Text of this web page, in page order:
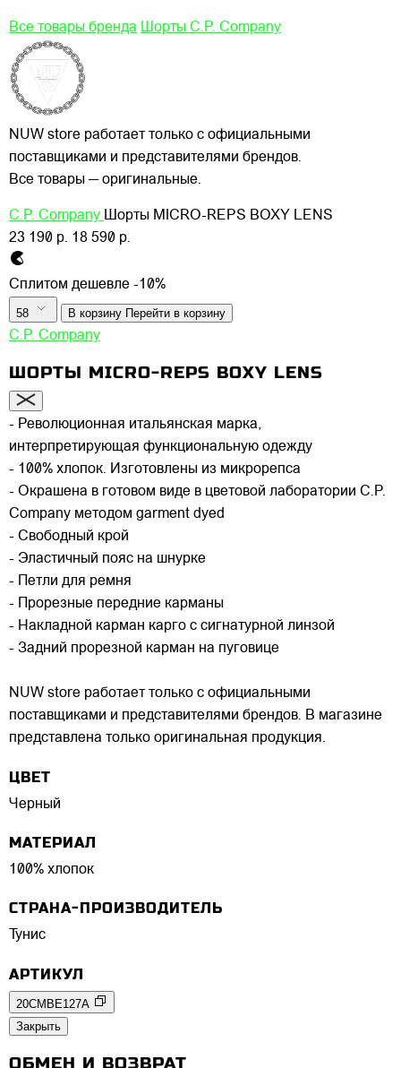
Все товары бренда Шорты C.P. Company
NUW store работает только с официальными
поставщиками и представителями брендов.
Все товары — оригинальные.
C.P. Company Шорты MICRO-REPS BOXY LENS
23 190 р. 18 590 р.
Сплитом дешевле -10%
58 В корзину Перейти в корзину
C.P. Company
ШОРТЫ MICRO-REPS BOXY LENS
- Революционная итальянская марка,
интерпретирующая функциональную одежду
- 100% хлопок. Изготовлены из микрорепса
- Окрашена в готовом виде в цветовой лаборатории C.P.
Company методом garment dyed
- Свободный крой
- Эластичный пояс на шнурке
- Петли для ремня
- Прорезные передние карманы
- Накладной карман карго с сигнатурной линзой
- Задний прорезной карман на пуговице
NUW store работает только с официальными
поставщиками и представителями брендов. В магазине
представлена только оригинальная продукция.
ЦВЕТ
Черный
МАТЕРИАЛ
100% хлопок
СТРАНА-ПРОИЗВОДИТЕЛЬ
Тунис
АРТИКУЛ
20CMBE127A
Закрыть
ОБМЕН И ВОЗВРАТ